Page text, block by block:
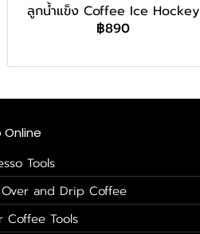
ลูกน้ำแข็ง Coffee Ice Hockey
฿890
Online
Tools
and Drip Coffee
Coffee Tools